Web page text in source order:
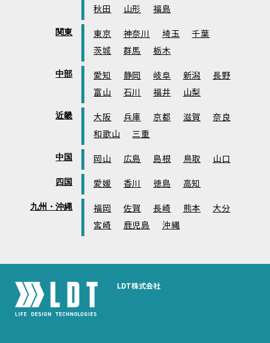
秋田
山形 福島
関東 東京 神奈川 埼玉
千葉
茨城
群馬 栃木
中部 愛知 静岡 岐阜 新潟
長野
富山
石川 福井 山梨
近畿 大阪 兵庫 京都 滋賀
奈良
和歌山
三重
中国 岡山 広島 島根 鳥取 山口
四国 愛媛 香川 徳島 高知
九州・沖縄 福岡 佐賀 長崎 熊本
大分
宮崎
鹿児島 沖縄
LDT株式会社